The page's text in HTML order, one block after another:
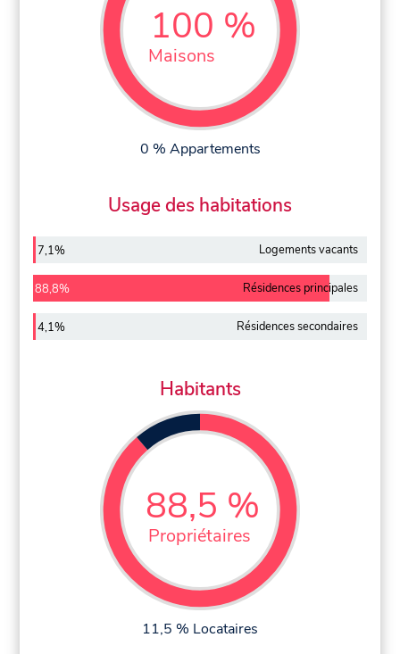
100 %
Maisons
0 % Appartements
Usage des habitations
7,1% Logements vacants
88,8% Résidences principales
4,1% Résidences secondaires
Habitants
88,5 %
Propriétaires
11,5 % Locataires